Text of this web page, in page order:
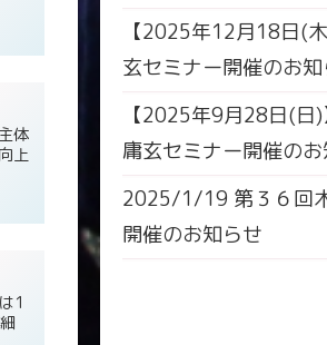
体
上
1
【2025年12月18日(
玄セミナー開催のお
【2025年9月28日(日
庸玄セミナー開催の
2025/1/19 第３６回
開催のお知らせ